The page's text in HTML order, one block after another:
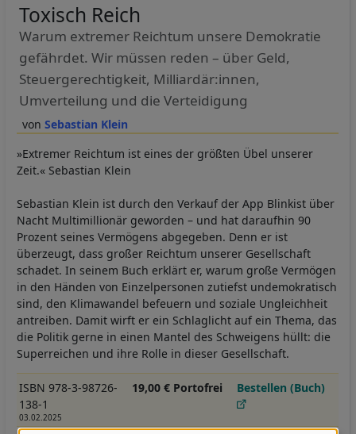
Sebastian Klein
Toxisch Reich
Warum extremer Reichtum unsere Demokratie
gefährdet. Wir müssen reden – über Geld,
Steuergerechtigkeit, Milliardär:innen,
Umverteilung und die Verteidigung
»Extremer Reichtum ist eines der größten Übel unserer
Zeit.« Sebastian Klein
Sebastian Klein ist durch den Verkauf der App Blinkist über
Nacht Multimillionär geworden – und hat daraufhin 90
Prozent seines Vermögens abgegeben. Denn er ist
überzeugt, dass großer Reichtum unserer Gesellschaft
schadet. In seinem Buch erklärt er, warum große Vermögen
in den Händen von Einzelpersonen zutiefst undemokratisch
sind, den Klimawandel befeuern und soziale Ungleichheit
antreiben. Damit wirft er ein Schlaglicht auf ein Thema, das
die Politik gerne in einen Mantel des Schweigens hüllt: die
Superreichen und ihre Rolle in dieser Gesellschaft.
ISBN 978-3-98726-
138-1
03.02.2025
19,00 € Portofrei Bestellen (Buch)